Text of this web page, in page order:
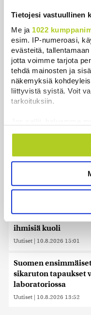
Tietojesi vastuullinen
Me ja 1022
esim. IP-numeroasi,
evästeitä,
jotta voimme tarjota
tehdä mainosten ja
näkemyksiä
liittyvistä syistä. Voit
tarkoituksiin.
Kerätä tietoja
mahdollisesti
ominaispiirteitä
Lue lisää siitä, miten
suostumustasi tai
evästeilmoituksessa.
Käytämme evästeitä
räätälöimiseen,
tukemiseen ja
jaamme sosiaalisen
alan
sivustoamme.
tietoja muihin tietoihin,
Uutiset
Uusimmat
Kansanedustaja
muistelee omaa
Uutiset | 10.8.2026 15:28
Venäjä sanoo
ihmisiä kuoli
Uutiset | 10.8.2026 15:01
Suomen
sikaruton tapaukset
laboratoriossa
Uutiset | 10.8.2026 13:52